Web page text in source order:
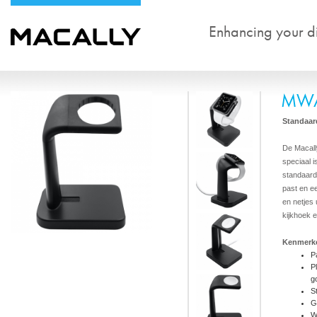
Enhancing your
De
speciaal
past en
en netjes
kijkhoek